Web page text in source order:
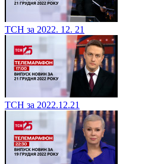
ТСН за 2022. 12. 21
ТСН за 2022.12.21